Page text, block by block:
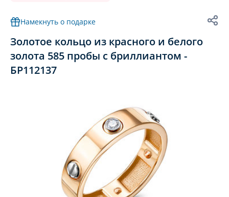
Намекнуть о подарке
Золотое кольцо из красного и белого
золота 585 пробы с бриллиантом -
БР112137